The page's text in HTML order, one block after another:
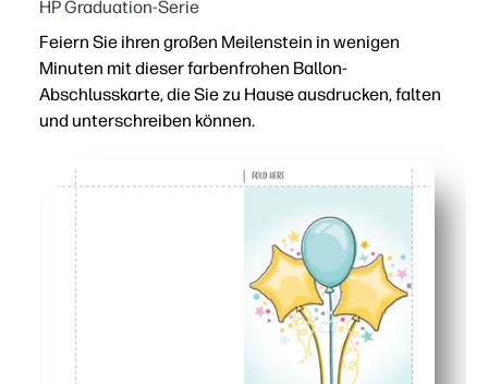
HP Graduation-Serie
Feiern Sie ihren großen Meilenstein in wenigen
Minuten mit dieser farbenfrohen Ballon-
Abschlusskarte, die Sie zu Hause ausdrucken, falten
und unterschreiben können.
Druckfertig und ohne Vorbereitung — einfach
Geeignet für Heimdrucker — funktioniert mit
Persönliche Note — leere Innenseite für herzliche
Festlich für jedes Alter — kräftige Luftballons sorgen